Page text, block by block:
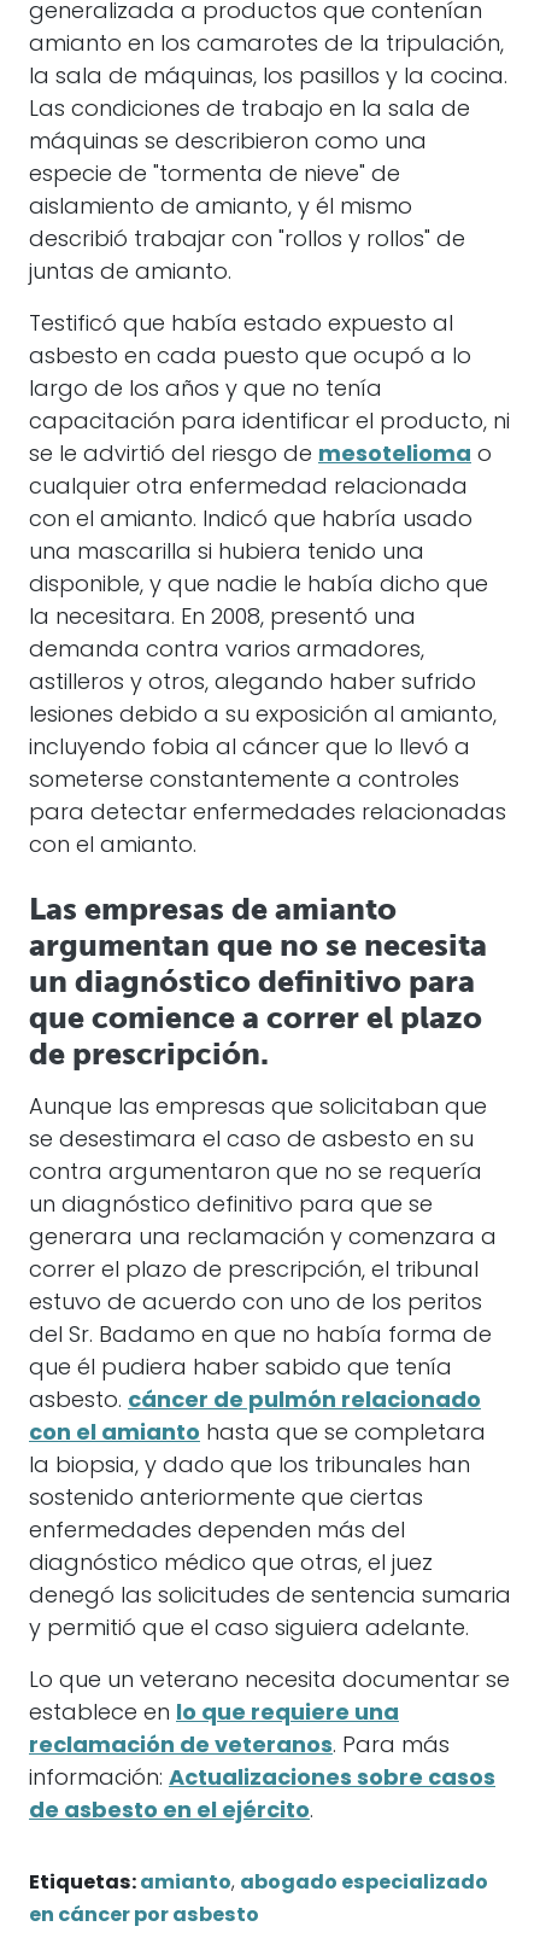
generalizada a productos que contenían
amianto en los camarotes de la tripulación,
la sala de máquinas, los pasillos y la cocina.
Las condiciones de trabajo en la sala de
máquinas se describieron como una
especie de "tormenta de nieve" de
aislamiento de amianto, y él mismo
describió trabajar con "rollos y rollos" de
juntas de amianto.
Testificó que había estado expuesto al
asbesto en cada puesto que ocupó a lo
largo de los años y que no tenía
capacitación para identificar el producto, ni
se le advirtió del riesgo de mesotelioma o
cualquier otra enfermedad relacionada
con el amianto. Indicó que habría usado
una mascarilla si hubiera tenido una
disponible, y que nadie le había dicho que
la necesitara. En 2008, presentó una
demanda contra varios armadores,
astilleros y otros, alegando haber sufrido
lesiones debido a su exposición al amianto,
incluyendo fobia al cáncer que lo llevó a
someterse constantemente a controles
para detectar enfermedades relacionadas
con el amianto.
Las empresas de amianto
argumentan que no se necesita
un diagnóstico definitivo para
que comience a correr el plazo
de prescripción.
Aunque las empresas que solicitaban que
se desestimara el caso de asbesto en su
contra argumentaron que no se requería
un diagnóstico definitivo para que se
generara una reclamación y comenzara a
correr el plazo de prescripción, el tribunal
estuvo de acuerdo con uno de los peritos
del Sr. Badamo en que no había forma de
que él pudiera haber sabido que tenía
asbesto. cáncer de pulmón relacionado
con el amianto hasta que se completara
la biopsia, y dado que los tribunales han
sostenido anteriormente que ciertas
enfermedades dependen más del
diagnóstico médico que otras, el juez
denegó las solicitudes de sentencia sumaria
y permitió que el caso siguiera adelante.
Lo que un veterano necesita documentar se
establece en lo que requiere una
reclamación de veteranos. Para más
información: Actualizaciones sobre casos
de asbesto en el ejército.
Etiquetas: amianto, abogado especializado
en cáncer por asbesto